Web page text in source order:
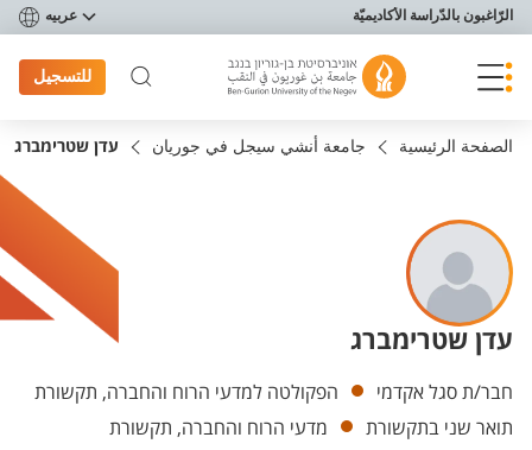
תפריט נגישות
الرّاغبون بالدّراسة الأكاديميّة عربيه
للتسجيل
الصفحة الرئيسية جامعة أنشي سيجل في جوريان עדן שטרימברג
עדן שטרימברג
Departments
חבר/ת סגל אקדמי
הפקולטה למדעי הרוח והחברה, תקשורת
תואר שני בתקשורת
מדעי הרוח והחברה, תקשורת